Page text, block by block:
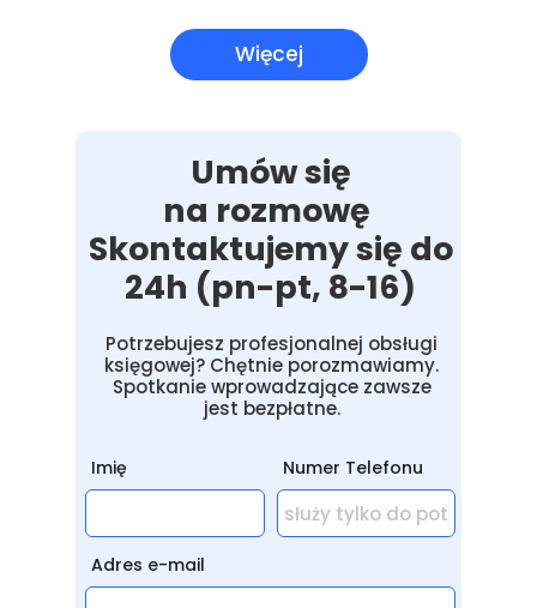
Więcej
Imię Numer Telefonu
Adres e-mail
Umów się
na rozmowę
Skontaktujemy się do
24h (pn-pt, 8-16)
Potrzebujesz profesjonalnej obsługi
księgowej? Chętnie porozmawiamy.
Spotkanie wprowadzające zawsze
jest bezpłatne.